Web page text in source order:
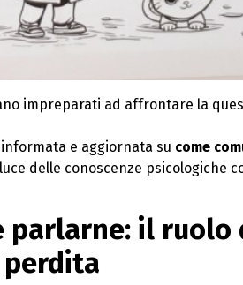
impreparati ad affrontare la
e aggiornata su come
delle conoscenze psicologiche
parlarne: il